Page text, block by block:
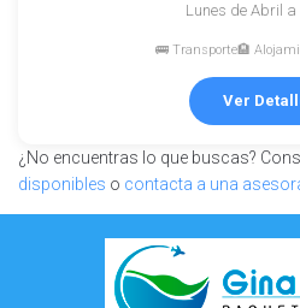
Lunes de Abril
🚌 Transporte🏨
Ver
¿No encuentras lo que buscas?
disponibles o contacta a una